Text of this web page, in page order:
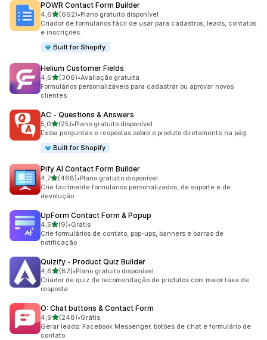
POWR Contact Form Builder
4,6de 5 estrelas
(662)
662 avaliações ao todo
•Plano gratuito disponível
Criador de formulários fácil de usar para cadastros, leads, contatos
e inscrições.
Built for Shopify
Helium Customer Fields
4,6de 5 estrelas
(306)
306 avaliações ao todo
•Avaliação gratuita
Formulários personalizáveis para cadastrar ou aprovar novos
clientes
AC ‑ Questions & Answers
5,0de 5 estrelas
(25)
25 avaliações ao todo
•Plano gratuito disponível
Exiba perguntas e respostas sobre o produto diretamente na pág
Built for Shopify
Pify AI Contact Form Builder
4,7de 5 estrelas
(468)
468 avaliações ao todo
•Plano gratuito disponível
Crie facilmente formulários personalizados, de suporte e de
devolução
UpForm Contact Form & Popup
4,5de 5 estrelas
(9)
9 avaliações ao todo
•Grátis
Crie formulários de contato, pop-ups, banners e barras de
notificação
Quizify ‑ Product Quiz Builder
4,6de 5 estrelas
(82)
82 avaliações ao todo
•Plano gratuito disponível
Criador de quiz de recomendação de produtos com maior taxa de
resposta
O: Chat buttons & Contact Form
4,9de 5 estrelas
(248)
248 avaliações ao todo
•Grátis
Gerar leads: Facebook Messenger, botões de chat e formulário de
contato